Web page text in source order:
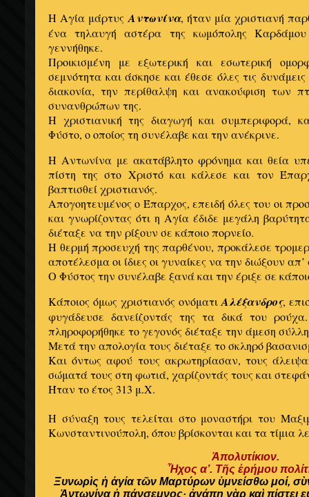
Η Αγία μάρτυς Αντωνίνα, ήταν μία χριστιανή
ένα τηλαυγή αστέρα της κωμόπολης
γεννήθηκε.
Προικισμένη με εξωτερική και εσωτερική
σεμνότητα και άσκησε και έθεσε όλες τις δυνάμεις
διακονία, την περίθαλψη και ανακούφιση των
συνανθρώπων της.
Η χριστιανική της διαγωγή και συμπεριφορά,
Φύστο, ο οποίος τη συνέλαβε και την ανέκρινε.
Η Αντωνίνα με ακατάβλητο φρόνημα και θεία
πίστη της στο Χριστό και κάλεσε και τον
βαπτισθεί χριστιανός.
Απογοητευμένος ο Έπαρχος, επειδή όλες του οι
και γνωρίζοντας ότι η Αγία έδιδε μεγάλη
διέταξε να την ρίξουν σε κάποιο πορνείο.
Η θερμή προσευχή της παρθένου, προκάλεσε
αποτέλεσμα οι ίδιες οι γυναίκες να την διώξουν
Ο Φύστος την συνέλαβε ξανά και την έριξε σε
Κάποιος όμως χριστιανός ονόματι Αλέξανδρος,
φυγάδευσε δανείζοντάς της τα δικά του
πληροφορήθηκε το γεγονός διέταξε την άμεση
Μετά την απολογία τους διέταξε το σκληρό
Και όντως αφού τους ακρωτηρίασαν, τους
σώματά τους στη φωτιά, χαρίζοντάς τους και
Ήταν το έτος 313 μ.Χ.
Η σύναξη τους τελείται στο μοναστήρι του
Kωνσταντινούπολη, όπου βρίσκονται και τα τίμια
Ἀπολυτίκιον.
Ἦχος α’. Τῆς ἐρήμου
Ξυνωρὶς ἡ ἁγία τῶν Μαρτύρων ὑμνείσθω μοί,
Ἀντωνίνα ἡ πάνσεμνος· ἀγάπη γὰρ καὶ πίστει